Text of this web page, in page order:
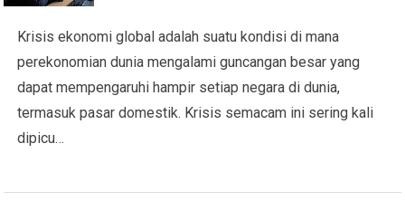
Krisis ekonomi global adalah suatu kondisi di mana
perekonomian dunia mengalami guncangan besar yang
dapat mempengaruhi hampir setiap negara di dunia,
termasuk pasar domestik. Krisis semacam ini sering kali
dipicu…